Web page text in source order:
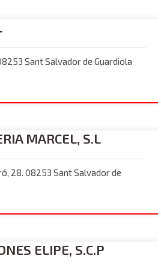
Sant Salvador de Guardiola
MARCEL, S.L
28. 08253 Sant Salvador de
ELIPE, S.C.P